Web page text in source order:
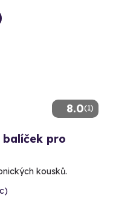
8.0(1)
pro
kousků.